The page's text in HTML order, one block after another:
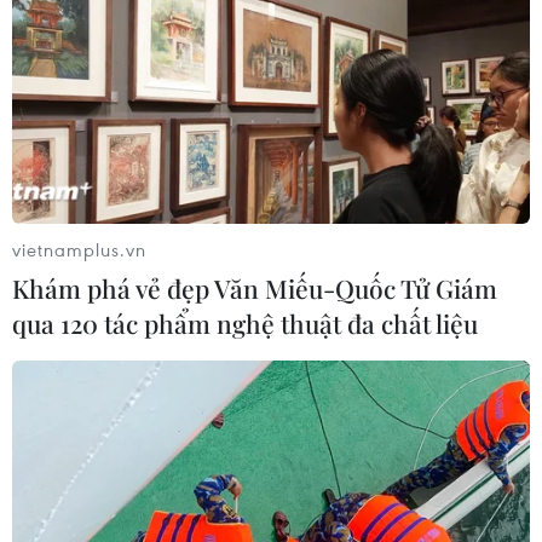
CƠ QUAN CHỦ QUẢN: THÔNG TẤN XÃ VIỆT NAM
Tổng Biên tập: TRẦN TIẾN DUẨN
Phó Tổng Biên tập: NGUYỄN THỊ TÁM, KHÚC THANH
THỦY
Sở hữu trí tuệ
Quy định sử dụng
Hỗ trợ
Ngôn ngữ
TTXVN
Dịch vụ tin
Quảng cáo
Liên hệ
vietnamplus.vn
Khám phá vẻ đẹp Văn Miếu-Quốc Tử Giám
qua 120 tác phẩm nghệ thuật đa chất liệu